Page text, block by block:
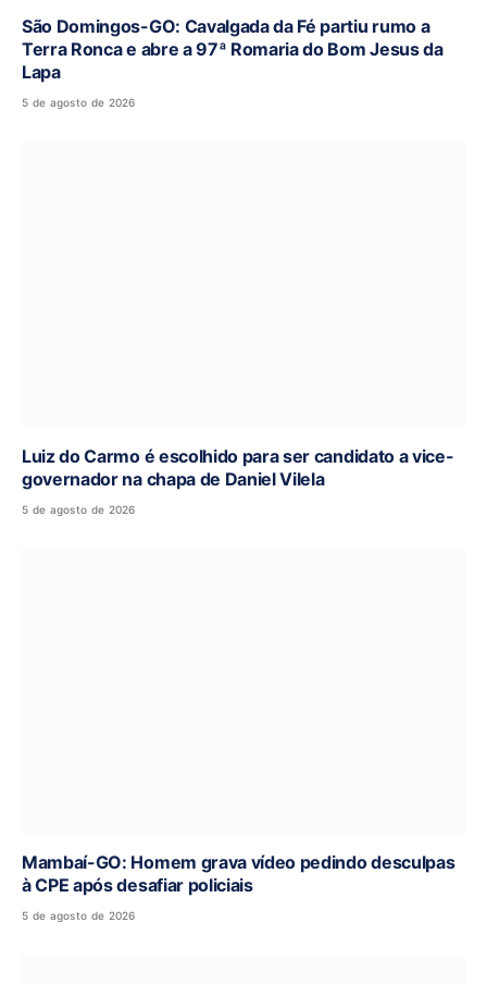
São Domingos-GO: Cavalgada da Fé partiu rumo a
Terra Ronca e abre a 97ª Romaria do Bom Jesus da
Lapa
5 de agosto de 2026
Luiz do Carmo é escolhido para ser candidato a vice-
governador na chapa de Daniel Vilela
5 de agosto de 2026
Mambaí-GO: Homem grava vídeo pedindo desculpas
à CPE após desafiar policiais
5 de agosto de 2026